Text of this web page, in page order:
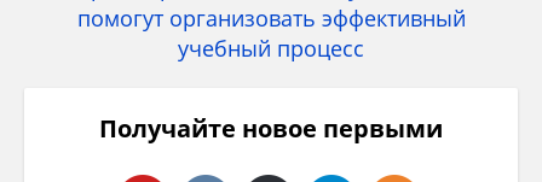
Получайте новое первыми